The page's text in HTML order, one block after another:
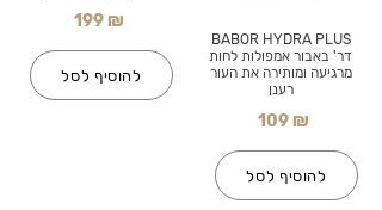
199 ₪
להוסיף לסל
BABOR HYDRA PLUS
דר' באבור אמפולות לחות
מרגיעה ומותירה את העור
רענן
109 ₪
להוסיף לסל